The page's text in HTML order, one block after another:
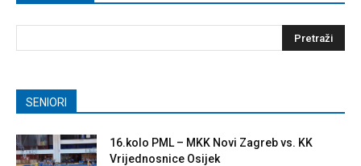
SENIORI
16.kolo PML – MKK Novi Zagreb vs. KK
Vrijednosnice Osijek